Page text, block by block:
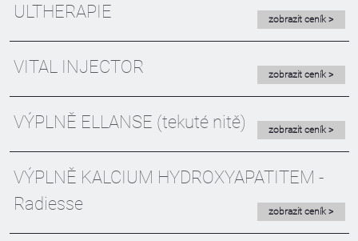
ULTHERAPIE zobrazit ceník >
VITAL INJECTOR zobrazit ceník >
VÝPLNĚ ELLANSE (tekuté nitě) zobrazit ceník >
VÝPLNĚ KALCIUM HYDROXYAPATITEM -
Radiesse
zobrazit ceník >